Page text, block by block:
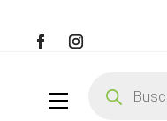
productos